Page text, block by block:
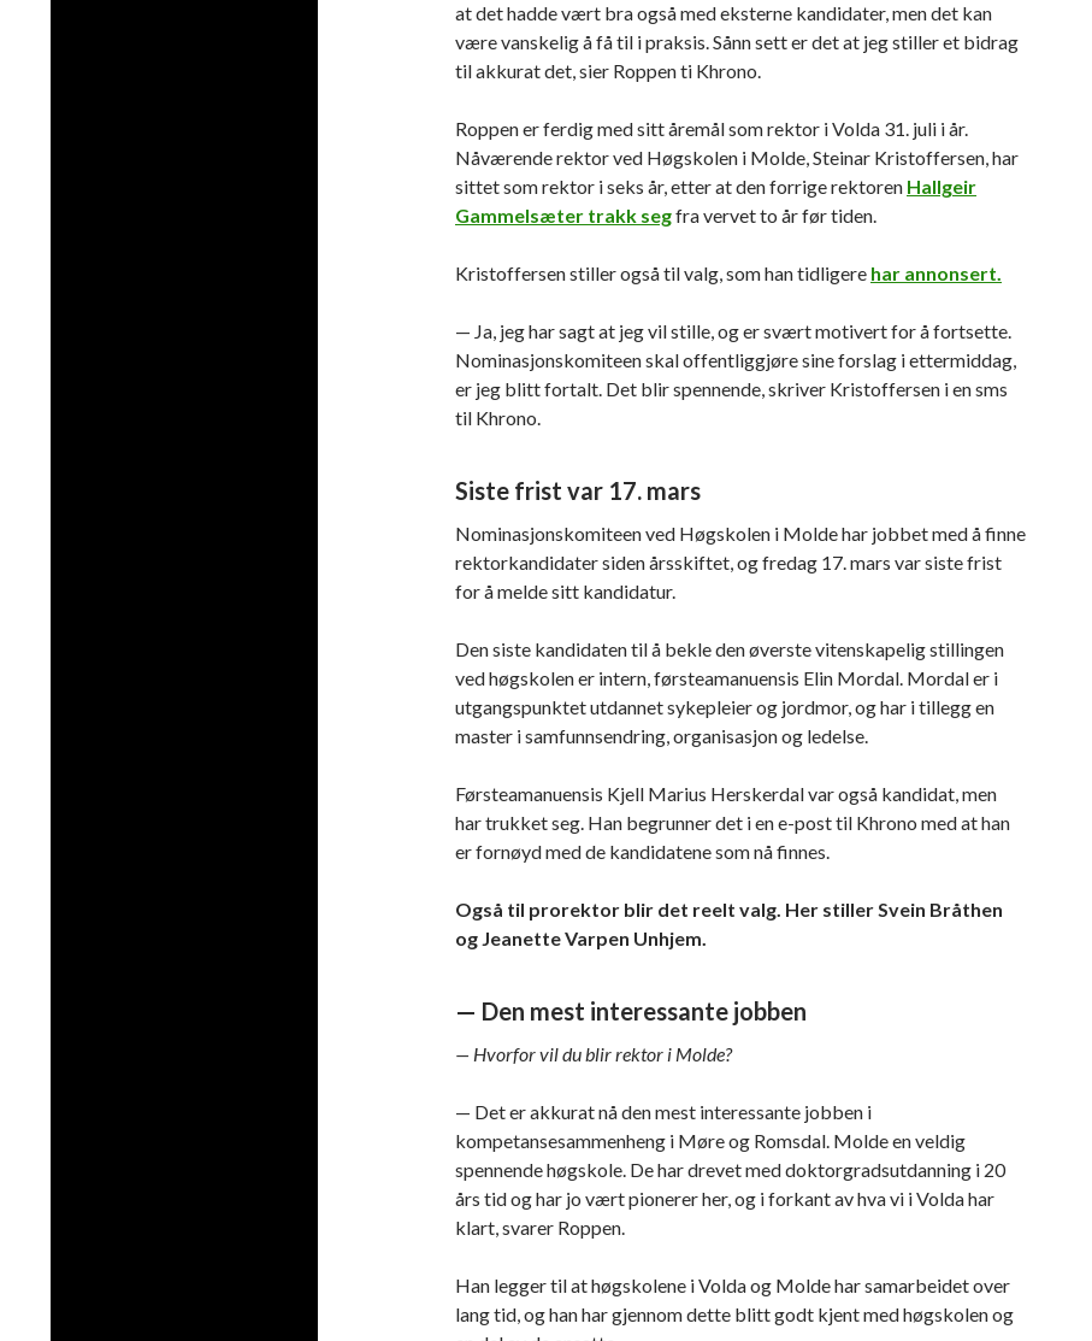
at det hadde vært bra også med eksterne kandidater, men det kan
være vanskelig å få til i praksis. Sånn sett er det at jeg stiller et bidrag
til akkurat det, sier Roppen ti Khrono.
Roppen er ferdig med sitt åremål som rektor i Volda 31. juli i år.
Nåværende rektor ved Høgskolen i Molde, Steinar Kristoffersen, har
sittet som rektor i seks år, etter at den forrige rektoren Hallgeir
Gammelsæter trakk segfra vervet to år før tiden.
Kristoffersen stiller også til valg, som han tidligere har annonsert.
— Ja, jeg har sagt at jeg vil stille, og er svært motivert for å fortsette.
Nominasjonskomiteen skal offentliggjøre sine forslag i ettermiddag,
er jeg blitt fortalt. Det blir spennende, skriver Kristoffersen i en sms
til Khrono.
Siste frist var 17. mars
Nominasjonskomiteen ved Høgskolen i Molde har jobbet med å finne
rektorkandidater siden årsskiftet, og fredag 17. mars var siste frist
for å melde sitt kandidatur.
Den siste kandidaten til å bekle den øverste vitenskapelig stillingen
ved høgskolen er intern, førsteamanuensis Elin Mordal. Mordal er i
utgangspunktet utdannet sykepleier og jordmor, og har i tillegg en
master i samfunnsendring, organisasjon og ledelse.
Førsteamanuensis Kjell Marius Herskerdal var også kandidat, men
har trukket seg. Han begrunner det i en e-post til Khrono med at han
er fornøyd med de kandidatene som nå finnes.
Også til prorektor blir det reelt valg. Her stiller Svein Bråthen
og Jeanette Varpen Unhjem.
— Den mest interessante jobben
— Hvorfor vil du blir rektor i Molde?
— Det er akkurat nå den mest interessante jobben i
kompetansesammenheng i Møre og Romsdal. Molde en veldig
spennende høgskole. De har drevet med doktorgradsutdanning i 20
års tid og har jo vært pionerer her, og i forkant av hva vi i Volda har
klart, svarer Roppen.
Han legger til at høgskolene i Volda og Molde har samarbeidet over
lang tid, og han har gjennom dette blitt godt kjent med høgskolen og